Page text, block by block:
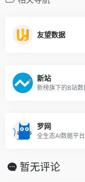
友望数据
新站
罗网
全生态AI数据平台
暂无评论